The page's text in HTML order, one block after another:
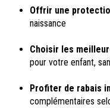
Offrir une
naissance
Choisir les
pour votre enfant,
Profiter de rabais
complémentaires